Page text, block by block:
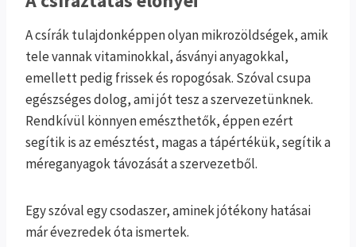
A csírák tulajdonképpen olyan mikrozöldségek, amik
tele vannak vitaminokkal, ásványi anyagokkal,
emellett pedig frissek és ropogósak. Szóval csupa
egészséges dolog, ami jót tesz a szervezetünknek.
Rendkívül könnyen emészthetők, éppen ezért
segítik is az emésztést, magas a tápértékük, segítik a
méreganyagok távozását a szervezetből.
Egy szóval egy csodaszer, aminek jótékony hatásai
már évezredek óta ismertek.